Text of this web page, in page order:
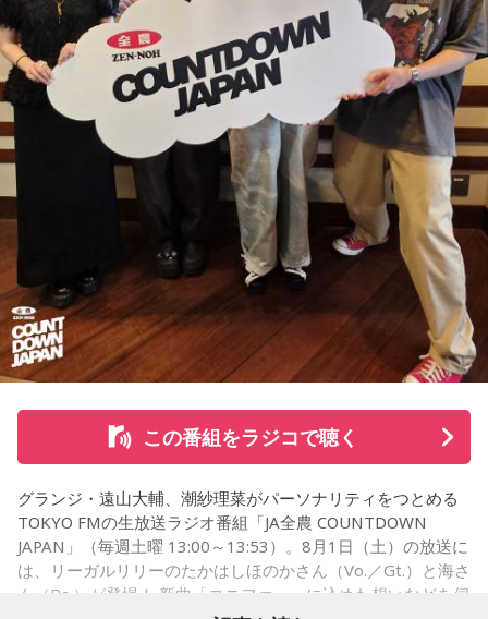
この番組をラジコで聴く
グランジ・遠山大輔、潮紗理菜がパーソナリティをつとめる
TOKYO FMの生放送ラジオ番組「JA全農 COUNTDOWN
JAPAN」（毎週土曜 13:00～13:53）。8月1日（土）の放送に
は、リーガルリリーのたかはしほのかさん（Vo.／Gt.）と海さ
ん（Ba.）が登場！ 新曲「コニファー」に込めた想いなどを伺